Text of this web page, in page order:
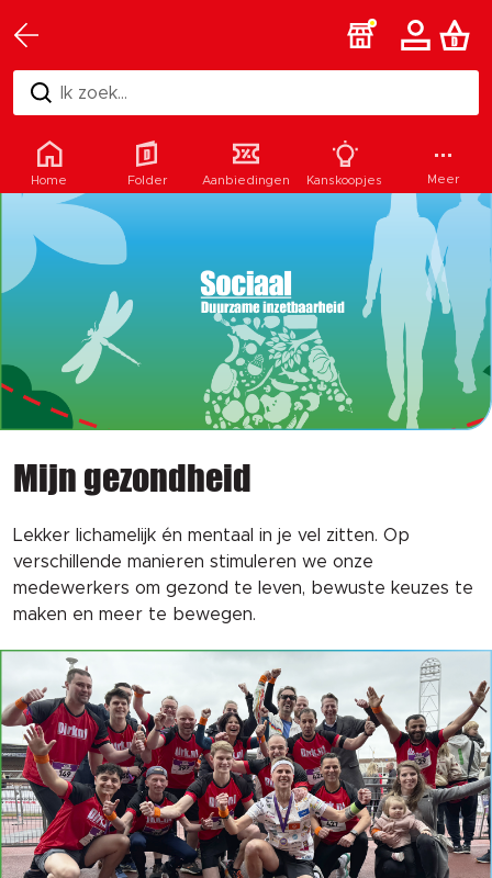
Ik zoek...
Mijn gezondheid
Lekker lichamelijk én mentaal in je vel zitten. Op
verschillende manieren stimuleren we onze
medewerkers om gezond te leven, bewuste keuzes te
maken en meer te bewegen.
Home Folder Aanbiedingen Kanskoopjes Meer